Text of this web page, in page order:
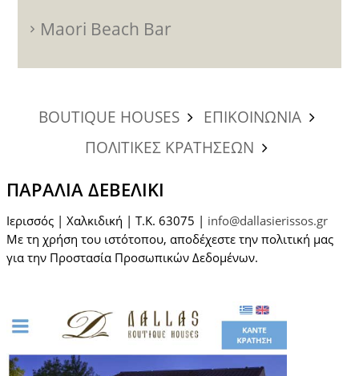
Maori Beach Bar
BOUTIQUE HOUSES
ΕΠΙΚΟΙΝΩΝΙΑ
ΠΟΛΙΤΙΚΕΣ ΚΡΑΤΗΣΕΩΝ
ΠΑΡΑΛΊΑ ΔΕΒΕΛΊΚΙ
Ιερισσός | Χαλκιδική | T.K. 63075 | info@dallasierissos.gr
Με τη χρήση του ιστότοπου, αποδέχεστε την πολιτική μας
για την Προστασία Προσωπικών Δεδομένων.